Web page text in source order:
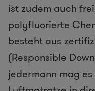
ist zudem auch
polyfluorierte
besteht aus
(Responsible
jedermann mag